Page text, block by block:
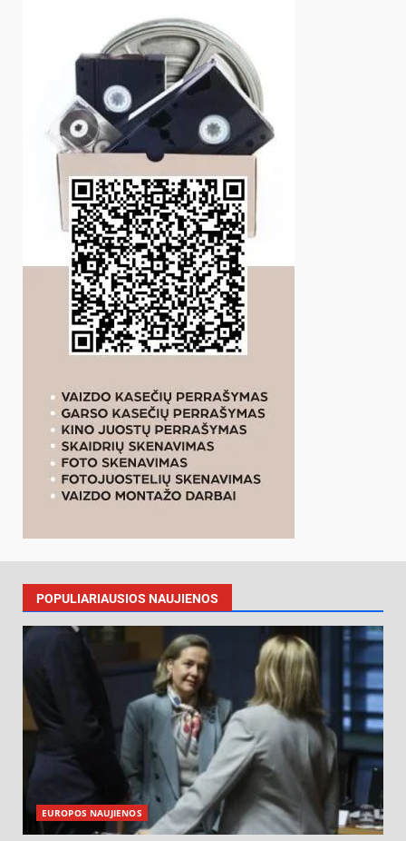
POPULIARIAUSIOS NAUJIENOS
EUROPOS NAUJIENOS